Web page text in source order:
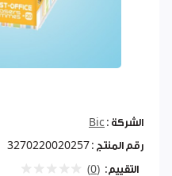
الشركة : Bic
رقم المنتج : 3270220020257
التقييم: (0)